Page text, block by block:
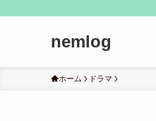
nemlog
ホーム ドラマ